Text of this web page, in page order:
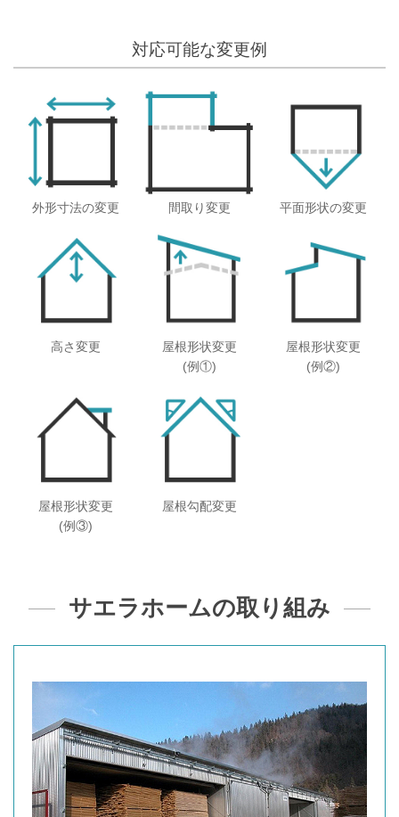
対応可能な変更例
外形寸法の変更 間取り変更 平面形状の変更
高さ変更
屋根形状変更
(例①)
屋根形状変更
(例②)
屋根形状変更
(例③)
屋根勾配変更
サエラホームの取り組み